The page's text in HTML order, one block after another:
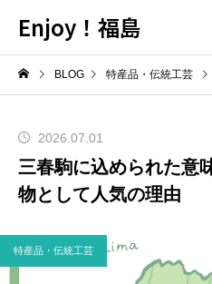
Enjoy！福島
BLOG 特産品・伝統工芸
2026.07.01
三春駒に込められた意
物として人気の理由
特産品・伝統工芸